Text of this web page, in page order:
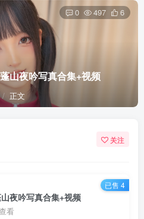
山夜吟写真合集+视频
正文
0 497 6
关注
夜吟写真合集+视频
看
已售 4